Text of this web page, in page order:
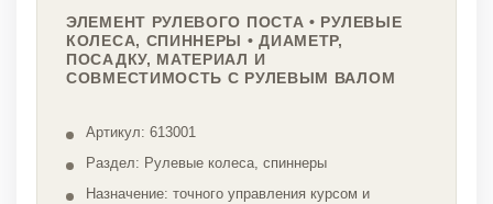
ЭЛЕМЕНТ РУЛЕВОГО ПОСТА • РУЛЕВЫЕ
КОЛЕСА, СПИННЕРЫ • ДИАМЕТР,
ПОСАДКУ, МАТЕРИАЛ И
СОВМЕСТИМОСТЬ С РУЛЕВЫМ ВАЛОМ
Артикул: 613001
Раздел: Рулевые колеса, спиннеры
Назначение: точного управления курсом и